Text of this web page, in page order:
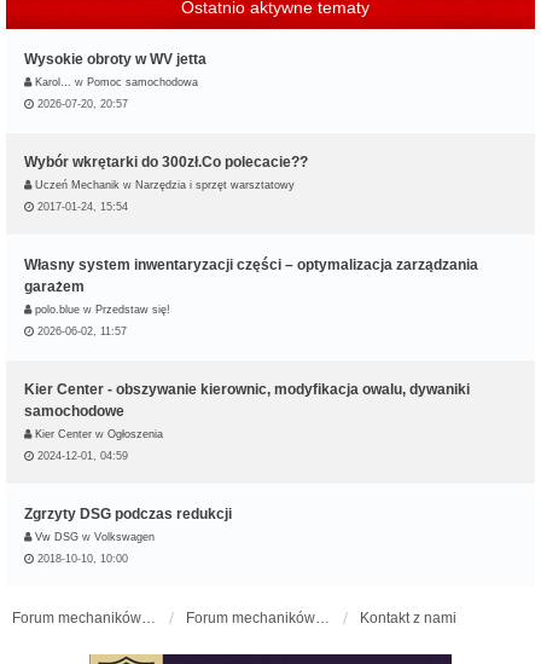
Ostatnio aktywne tematy
Wysokie obroty w WV jetta
Karol… w Pomoc samochodowa
2026-07-20, 20:57
Wybór wkrętarki do 300zł.Co polecacie??
Uczeń Mechanik w Narzędzia i sprzęt warsztatowy
2017-01-24, 15:54
Własny system inwentaryzacji części – optymalizacja zarządzania
garażem
polo.blue w Przedstaw się!
2026-06-02, 11:57
Kier Center - obszywanie kierownic, modyfikacja owalu, dywaniki
samochodowe
Kier Center w Ogłoszenia
2024-12-01, 04:59
Zgrzyty DSG podczas redukcji
Vw DSG w Volkswagen
2018-10-10, 10:00
Forum mechaników samochodowych - forum-mechaniczne.pl Forum mechaników samochodowych Kontakt z nami